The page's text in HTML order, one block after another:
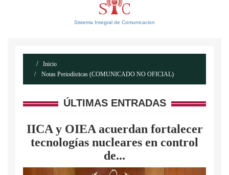
Sistema Integral de Comunicacion
Inicio
Notas Periodísticas (COMUNICADO NO OFICIAL)
ÚLTIMAS ENTRADAS
IICA y OIEA acuerdan fortalecer
tecnologías nucleares en control
de...